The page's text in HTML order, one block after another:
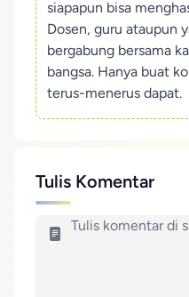
siapapun bisa
Dosen, guru ataupun
bergabung bersama
bangsa. Hanya buat
terus-menerus dapat.
Tulis Komentar